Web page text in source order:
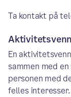
Ta kontakt på
En
sammen med
personen med
felles interesser.